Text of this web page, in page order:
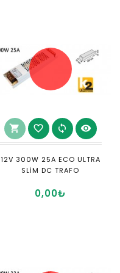
shopping_cart favorite_border sync visibility
12V 300W 25A ECO ULTRA
SLİM DC TRAFO
0,00₺